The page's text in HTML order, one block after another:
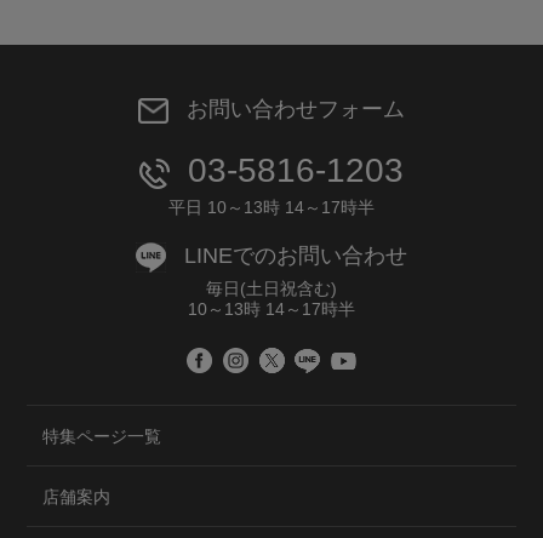
お問い合わせフォーム
03-5816-1203
平日 10～13時 14～17時半
LINEでのお問い合わせ
毎日(土日祝含む)
10～13時 14～17時半
特集ページ一覧
店舗案内